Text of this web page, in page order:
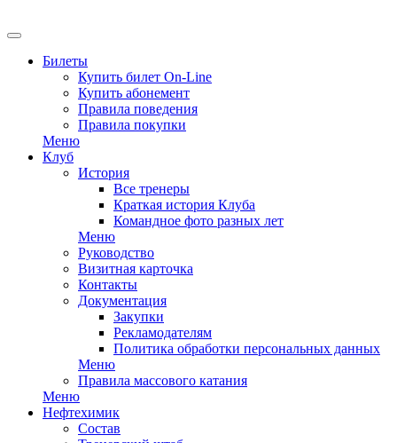
Билеты
Купить билет On-Line
Купить абонемент
Правила поведения
Правила покупки
Меню
Клуб
История
Все тренеры
Краткая история Клуба
Командное фото разных лет
Меню
Руководство
Визитная карточка
Контакты
Документация
Закупки
Рекламодателям
Политика обработки персональных данных
Меню
Правила массового катания
Меню
Нефтехимик
Состав